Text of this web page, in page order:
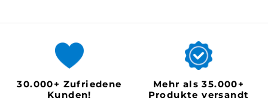
30.000+ Zufriedene
Kunden!
Mehr als 35.000+
Produkte versandt